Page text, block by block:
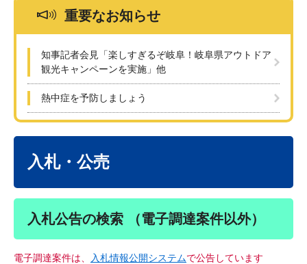
重要なお知らせ
知事記者会見「楽しすぎるぞ岐阜！岐阜県アウトドア
観光キャンペーンを実施」他
熱中症を予防しましょう
入札・公売
入札公告の検索 （電子調達案件以外）
電子調達案件は、 入札情報公開システムで公告しています